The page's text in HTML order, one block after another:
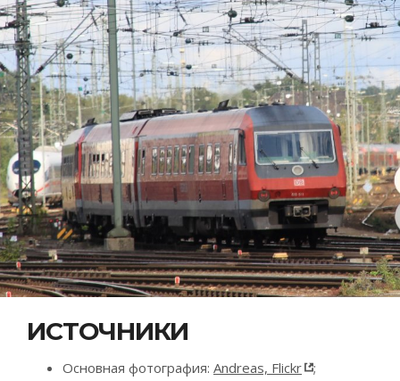
ИСТОЧНИКИ
Основная фотография: Andreas, Flickr ;